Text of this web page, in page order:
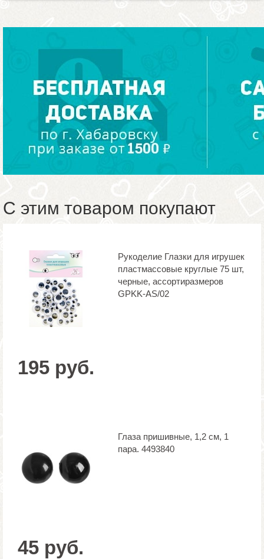
С этим товаром покупают
Рукоделие Глазки для игрушек
пластмассовые круглые 75 шт,
черные, ассортиразмеров
GPKK-AS/02
195 руб.
Глаза пришивные, 1,2 см, 1
пара. 4493840
45 руб.